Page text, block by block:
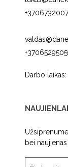
Darbo
bei